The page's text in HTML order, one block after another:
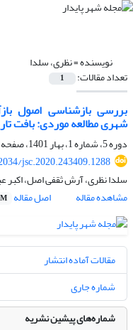
نویسنده =نظری، سلدا
تعداد مقالات: 1
بررسی بازشناسی اصول
شهری مطالعه موردی: بافت
دوره 5، شماره 1، بهار 1401، صفحه
jsc.2020.243409.1288
سلدا نظری، آرش ثقفی اصل، اکبر
مشاهده مقاله
اصل مقاله
مقالات آماده انتشار
شماره جاری
شماره‌های پیشین نشریه